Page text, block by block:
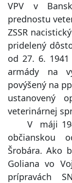
VPV v
prednostu
ZSSR
pridelený
od 27. 6.
armády na
povýšený na
ustanovený
veterinárnej
V máji
občianskou
Šrobára. Ako
Goliana vo
prípravách